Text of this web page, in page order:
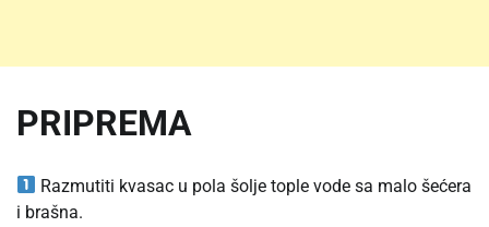
PRIPREMA
Razmutiti kvasac u pola šolje tople vode sa malo šećera
i brašna.